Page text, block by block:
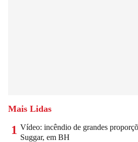
Mais Lidas
1 Vídeo: incêndio de grandes
Suggar, em BH